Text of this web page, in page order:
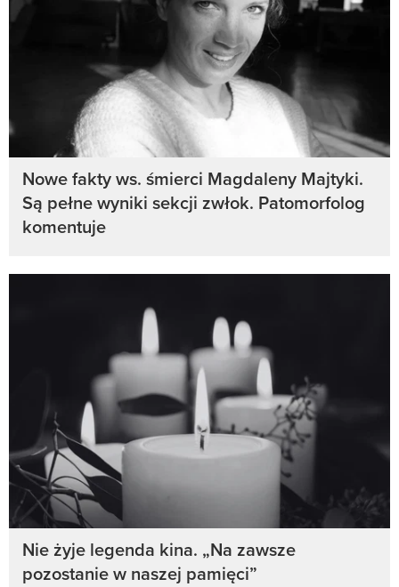
Nowe fakty ws. śmierci Magdaleny Majtyki.
Są pełne wyniki sekcji zwłok. Patomorfolog
komentuje
Nie żyje legenda kina. „Na zawsze
pozostanie w naszej pamięci”